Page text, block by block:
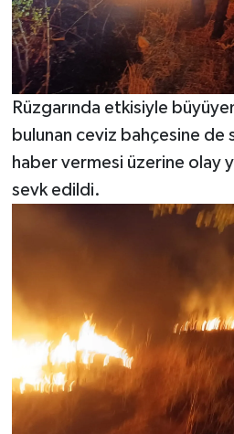
Rüzgarında etkisiyle
bulunan ceviz bahçesine de
haber vermesi üzerine olay
sevk edildi.